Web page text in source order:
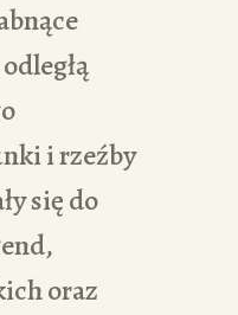
i rzeźby
się do
oraz